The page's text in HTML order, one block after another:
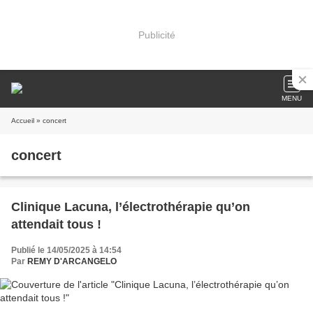
Publicité
MENU
Accueil » concert
concert
Clinique Lacuna, l’électrothérapie qu’on
attendait tous !
Publié le 14/05/2025 à 14:54
Par REMY D'ARCANGELO